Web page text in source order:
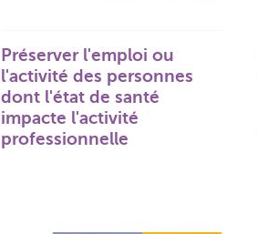
Préserver l'emploi ou
l'activité des personnes
dont l'état de santé
impacte l'activité
professionnelle